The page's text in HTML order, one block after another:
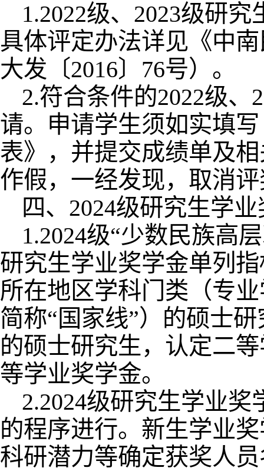
1.2022级、2023级研
具体评定办法详见《中
大发〔2016〕76号）。
2.符合条件的2022级
请。申请学生须如实填
表》，并提交成绩单及
作假，一经发现，取消
四、2024级研究生学
1.2024级“少数民族高
研究生学业奖学金单列
所在地区学科门类（专
简称“国家线”）的硕士
的硕士研究生，认定二
等学业奖学金。
2.2024级研究生学业
的程序进行。新生学业
科研潜力等确定获奖人